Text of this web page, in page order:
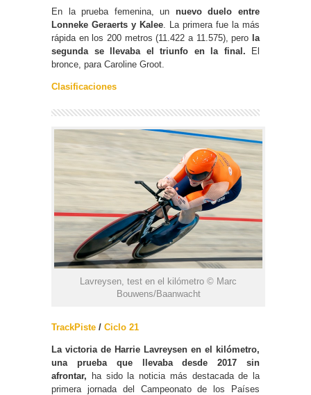
En la prueba femenina, un nuevo duelo entre
Lonneke Geraerts y Kalee . La primera fue la más
rápida en los 200 metros (11.422 a 11.575), pero la
segunda se llevaba el triunfo en la final.
El
bronce, para Caroline Groot.
Clasificaciones
Lavreysen, test en el kilómetro © Marc
Bouwens/Baanwacht
TrackPiste / Ciclo 21
La victoria de Harrie Lavreysen en el kilómetro,
una prueba que llevaba desde 2017 sin
afrontar,
ha sido la noticia más destacada de la
primera jornada del Campeonato de los Países